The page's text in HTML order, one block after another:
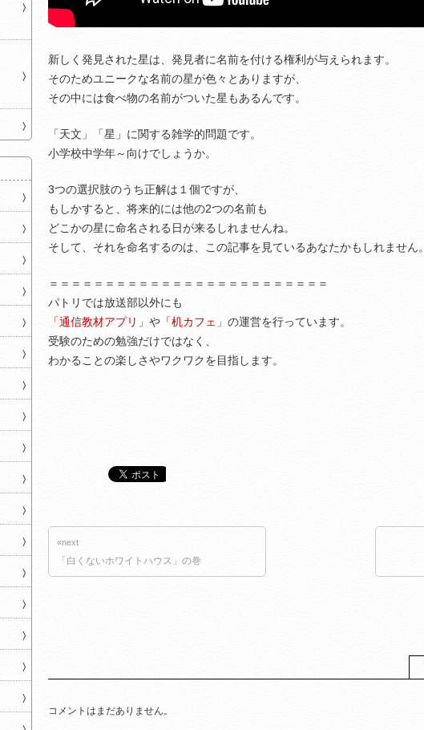
新しく発見された星は、発見者に名前を付ける権利が与えられます。
そのためユニークな名前の星が色々とありますが、
その中には食べ物の名前がついた星もあるんです。
「天文」「星」に関する雑学的問題です。
小学校中学年～向けでしょうか。
3つの選択肢のうち正解は１個ですが、
もしかすると、将来的には他の2つの名前も
どこかの星に命名される日が来るしれませんね。
そして、それを命名するのは、この記事を見ているあなたかもしれません。
＝＝＝＝＝＝＝＝＝＝＝＝＝＝＝＝＝＝＝＝＝＝＝＝＝
パトリでは放送部以外にも
「通信教材アプリ」 や 「机カフェ」 の運営を行っています。
受験のための勉強だけではなく、
わかることの楽しさやワクワクを目指します。
«next
「白くないホワイトハウス」の巻
コメントはまだありません。